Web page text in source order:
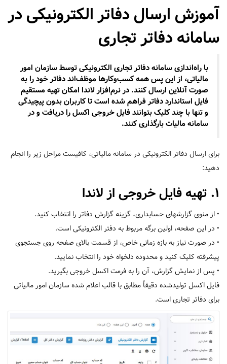
آموزش ارسال دفاتر الکترونیکی در
سامانه دفاتر تجاری
با راه‌اندازی سامانه دفاتر تجاری الکترونیکی توسط سازمان امور
مالیاتی، از این پس همه کسب‌وکارها موظف‌اند دفاتر خود را به
صورت آنلاین ارسال کنند. در نرم‌افزار لاندا امکان تهیه مستقیم
فایل استاندارد دفاتر فراهم شده است تا کاربران بدون پیچیدگی
و تنها با چند کلیک بتوانند فایل خروجی اکسل را دریافت و در
سامانه مالیات بارگذاری کنند.
برای ارسال دفاتر الکترونیکی در سامانه مالیاتی، کافیست مراحل زیر را انجام
دهید:
1. تهیه فایل خروجی از لاندا
• از منوی گزارشهای حسابداری، گزینه گزارش دفاتر را انتخاب کنید.
• در این صفحه، اولین برگه مربوط به دفتر الکترونیکی است.
• در صورت نیاز به بازه زمانی خاص، از قسمت بالای صفحه روی جستجوی
پیشرفته کلیک کنید و محدوده دلخواه خود را انتخاب نمایید.
• پس از نمایش گزارش، آن را به فرمت اکسل خروجی بگیرید.
فایل اکسل تولیدشده دقیقاً مطابق با قالب اعلام شده سازمان امور مالیاتی
برای دفاتر تجاری است.